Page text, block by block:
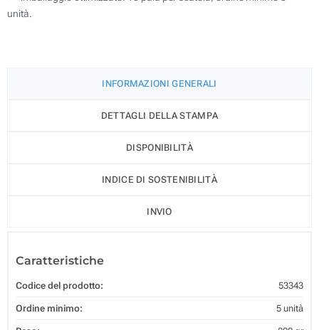
unità.
INFORMAZIONI GENERALI
DETTAGLI DELLA STAMPA
DISPONIBILITÀ
INDICE DI SOSTENIBILITÀ
INVIO
Caratteristiche
Codice del prodotto: 53343
Ordine minimo: 5 unità